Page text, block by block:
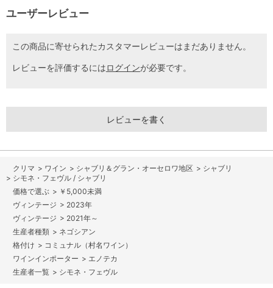
ユーザーレビュー
この商品に寄せられたカスタマーレビューはまだありません。
レビューを評価するにはログインが必要です。
レビューを書く
> ワイン > シャブリ＆グラン・オーセロワ地区 > シャブリ
> シモネ・フェヴル / シャブリ
> ￥5,000未満
> 2023年
> 2021年～
> ネゴシアン
> コミュナル（村名ワイン）
> エノテカ
> シモネ・フェヴル